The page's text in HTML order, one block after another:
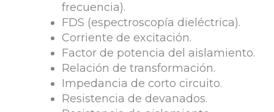
frecuencia).
FDS (espectroscopía dieléctrica).
Corriente de excitación.
Factor de potencia del aislamiento.
Relación de transformación.
Impedancia de corto circuito.
Resistencia de devanados.